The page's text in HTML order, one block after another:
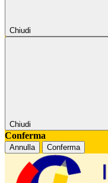
Chiudi
Chiudi
Conferma
Annulla Conferma